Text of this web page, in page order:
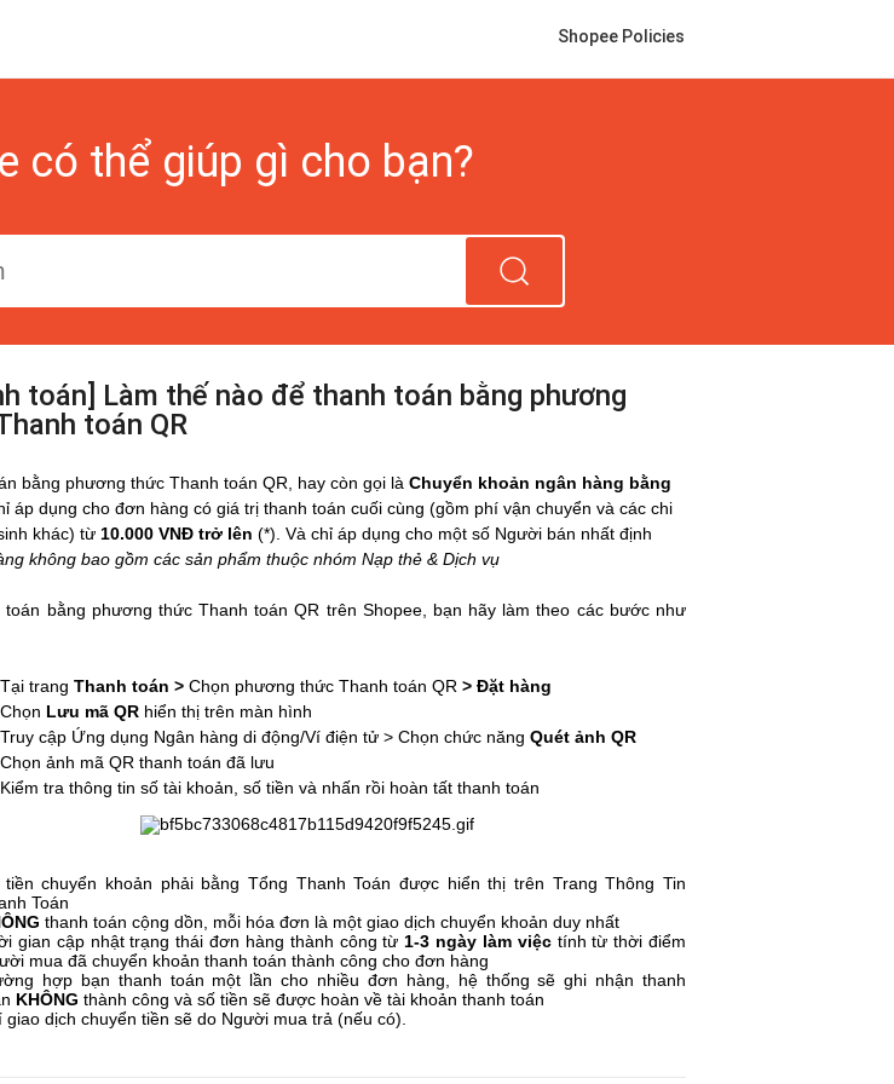
Shopee Policies
có thể giúp gì cho bạn?
toán] Làm thế nào để thanh toán bằng phương
toán QR
bằng phương thức Thanh toán QR, hay còn gọi là Chuyển khoản ngân hàng bằng
áp dụng cho đơn hàng có giá trị thanh toán cuối cùng (gồm phí vận chuyển và các chi
khác) từ 10.000 VNĐ trở lên (*). Và chỉ áp dụng cho một số Người bán nhất định
không bao gồm các sản phẩm thuộc nhóm Nạp thẻ & Dịch vụ
bằng phương thức Thanh toán QR trên Shopee, bạn hãy làm theo các bước như
Tại trang Thanh toán > Chọn phương thức Thanh toán QR > Đặt hàng
Chọn Lưu mã QR hiển thị trên màn hình
Truy cập Ứng dụng Ngân hàng di động/Ví điện tử > Chọn chức năng Quét ảnh QR
Chọn ảnh mã QR thanh toán đã lưu
Kiểm tra thông tin số tài khoản, số tiền và nhấn rồi hoàn tất thanh toán
tiền chuyển khoản phải bằng Tổng Thanh Toán được hiển thị trên Trang Thông Tin
Toán
thanh toán cộng dồn, mỗi hóa đơn là một giao dịch chuyển khoản duy nhất
gian cập nhật trạng thái đơn hàng thành công từ 1-3 ngày làm việctính từ thời điểm
mua đã chuyển khoản thanh toán thành công cho đơn hàng
hợp bạn thanh toán một lần cho nhiều đơn hàng, hệ thống sẽ ghi nhận thanh
KHÔNG thành công và số tiền sẽ được hoàn về tài khoản thanh toán
giao dịch chuyển tiền sẽ do Người mua trả (nếu có).